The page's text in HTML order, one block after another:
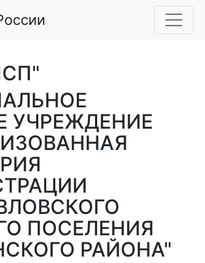
УЧРЕЖДЕНИЕ
ПОСЕЛЕНИЯ
РАЙОНА"